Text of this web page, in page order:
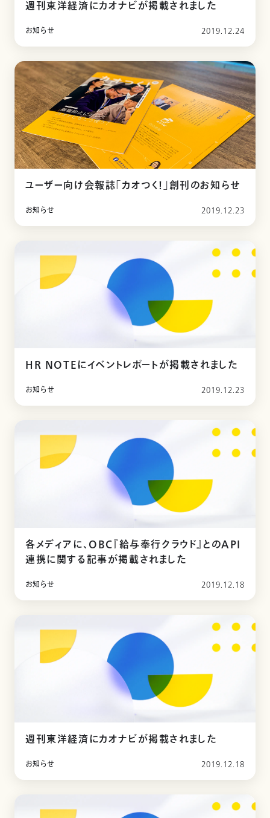
週刊東洋経済にカオナビが掲載されました
お知らせ 2019.12.24
ユーザー向け会報誌「カオつく！」創刊のお知らせ
お知らせ 2019.12.23
HR NOTEにイベントレポートが掲載されました
お知らせ 2019.12.23
各メディアに、OBC『給与奉行クラウド』とのAPI
連携に関する記事が掲載されました
お知らせ 2019.12.18
週刊東洋経済にカオナビが掲載されました
お知らせ 2019.12.18